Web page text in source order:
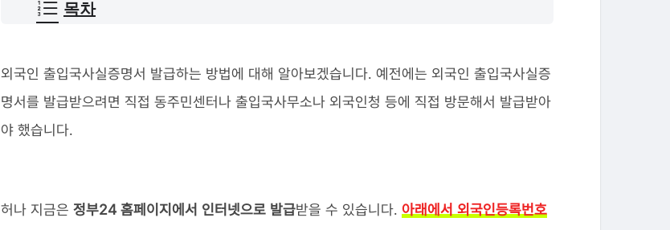
목차
외국인 출입국사실증명서 발급하는 방법에 대해 알아보겠습니다. 예전에는 외국인 출입국사실증
명서를 발급받으려면 직접 동주민센터나 출입국사무소나 외국인청 등에 직접 방문해서 발급받아
야 했습니다.
허나 지금은 정부24 홈페이지에서 인터넷으로 발급받을 수 있습니다. 아래에서 외국인등록번호